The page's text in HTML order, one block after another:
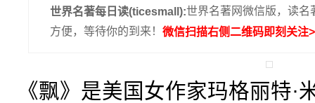
世界名著每日读(ticesmall):世界名著网微信版，读名
方便，等待你的到来！ 微信扫描右侧二维码即刻关注
《飘》是美国女作家玛格丽特